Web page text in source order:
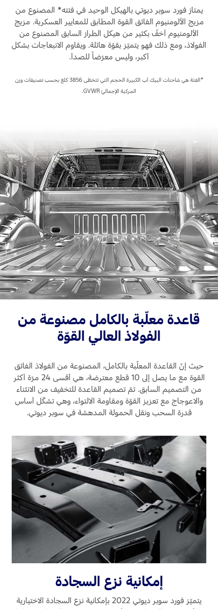
يمتاز فورد سوبر ديوتي بالهيكل الوحيد في فئته* المصنوع من
مزيج الألومنيوم الفائق القوة المطابق للمعايير العسكرية. مزيج
الألومنيوم أخفّ بكثير من هيكل الطراز السابق المصنوع من
الفولاذ، ومع ذلك فهو يتميّز بقوّة هائلة. ويقاوم الانبعاجات بشكل
أكبر، وليس معرّضاً للصدأ.
*الفئة هي شاحنات البيك أب الكبيرة الحجم التي تتخطّى 3856 كلغ بحسب تصنيفات وزن
المركبة الإجماليّ GVWR.
قاعدة معلّبة بالكامل مصنوعة من
الفولاذ العالي القوّة
حيث إنّ القاعدة المعلّبة بالكامل، المصنوعة من الفولاذ الفائق
القوة مع ما يصل إلى 10 قطع معترضة، هي أقسى 24 مرّة أكثر
من التصميم السابق. تمّ تصميم القاعدة للتخفيف من الانثناء
والاعوجاج مع تعزيز القوّة ومقاومة الالتواء، وهي تشكّل أساس
قدرة السحب ونقل الحمولة المدهشة في سوبر ديوتي.
إمكانية نزع السجادة
يتميّز فورد سوبر ديوتي 2022 بإمكانية نزع السجادة الاختيارية